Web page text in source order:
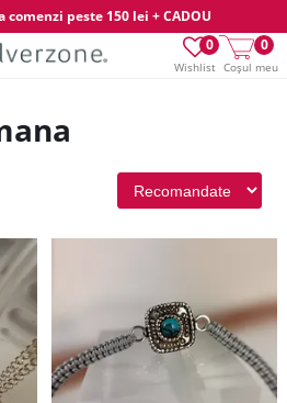
comenzi peste 150 lei + CADOU
Wishlist
0
Coșul meu
0